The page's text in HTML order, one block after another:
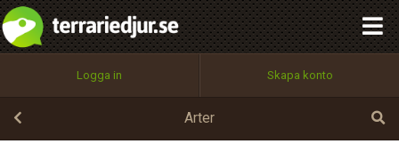
Logga in Skapa konto
Arter
Utför
100%
OK
integritetspolicy
Namn:
Epost:
Begär nytt lösenord
Tillbaka till förstasidan